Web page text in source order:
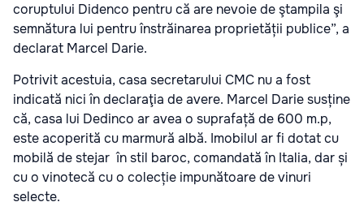
coruptului Didenco pentru că are nevoie de ştampila şi
semnătura lui pentru înstrăinarea proprietății publice”, a
declarat Marcel Darie.
Potrivit acestuia, casa secretarului CMC nu a fost
indicată nici în declaraţia de avere. Marcel Darie susține
că, casa lui Dedinco ar avea o suprafață de 600 m.p,
este acoperită cu marmură albă. Imobilul ar fi dotat cu
mobilă de stejar în stil baroc, comandată în Italia, dar și
cu o vinotecă cu o colecție impunătoare de vinuri
selecte.